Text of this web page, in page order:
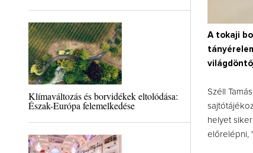
Klímaváltozás és borvidékek eltolódása:
Észak-Európa felemelkedése
A tokaji
Széll
helyet
előrelépni,